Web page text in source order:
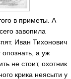
в приметы. А
завопила
Иван Тихонович
а уж
не стоит, охотник
крика неясыти у